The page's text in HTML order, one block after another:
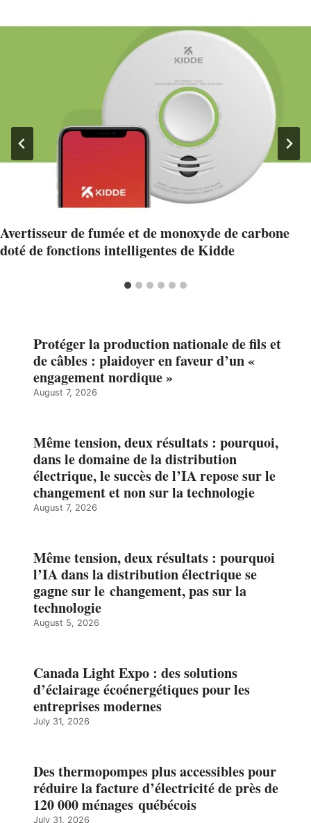
Avertisseur de fumée et de monoxyde de carbone
doté de fonctions intelligentes de Kidde
Protéger la production nationale de fils et
de câbles : plaidoyer en faveur d’un «
engagement nordique »
August 7, 2026
Même tension, deux résultats : pourquoi,
dans le domaine de la distribution
électrique, le succès de l’IA repose sur le
changement et non sur la technologie
August 7, 2026
Même tension, deux résultats : pourquoi
l’IA dans la distribution électrique se
gagne sur le changement, pas sur la
technologie
August 5, 2026
Canada Light Expo : des solutions
d’éclairage écoénergétiques pour les
entreprises modernes
July 31, 2026
Des thermopompes plus accessibles pour
réduire la facture d’électricité de près de
120 000 ménages québécois
July 31, 2026